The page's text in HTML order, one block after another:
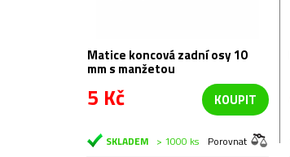
Matice koncová zadní osy 10
mm s manžetou
5 Kč KOUPIT
SKLADEM > 1000 ks Porovnat